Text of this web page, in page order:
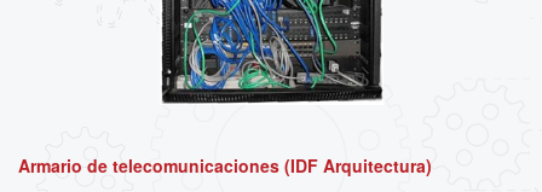
Armario de telecomunicaciones (IDF Arquitectura)